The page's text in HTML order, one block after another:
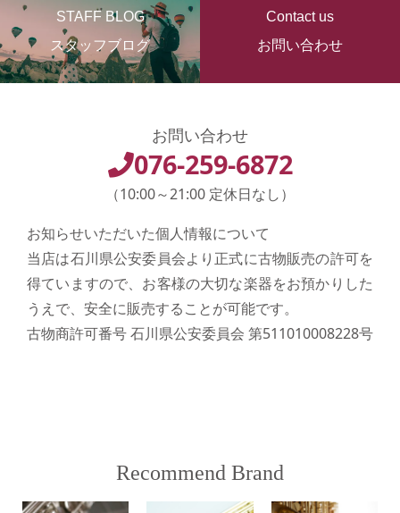
STAFF BLOG
スタッフブログ
Contact us
お問い合わせ
お問い合わせ
076-259-6872
（10:00～21:00 定休日なし）
お知らせいただいた個人情報について
当店は石川県公安委員会より正式に古物販売の許可を
得ていますので、お客様の大切な楽器をお預かりした
うえで、安全に販売することが可能です。
古物商許可番号 石川県公安委員会 第511010008228号
Recommend Brand